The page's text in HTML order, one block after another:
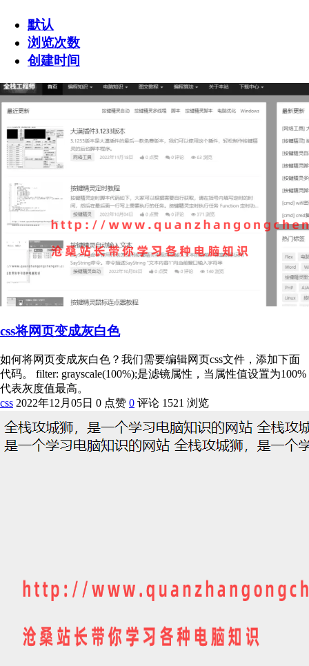
默认
浏览次数
创建时间
css将网页变成灰白色
如何将网页变成灰白色？我们需要编辑网页css文件，添加下面
代码。 filter: grayscale(100%);是滤镜属性，当属性值设置为100%
代表灰度值最高。
css 2022年12月05日 0 点赞 0 评论 1521 浏览